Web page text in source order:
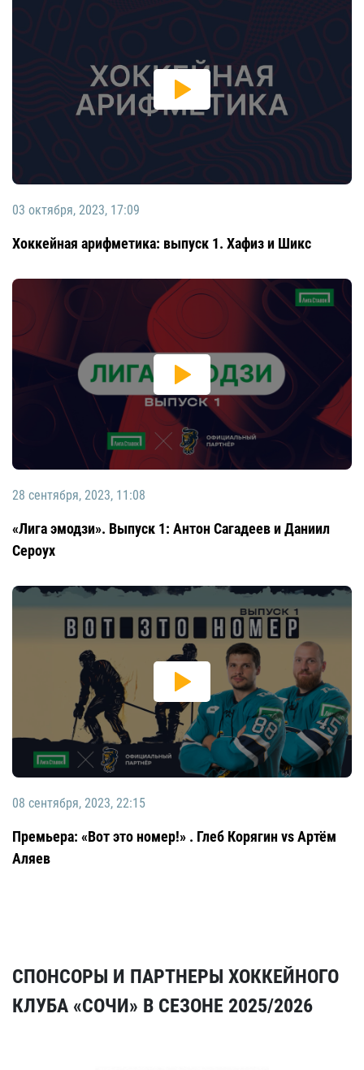
03 октября, 2023, 17:09
Хоккейная арифметика: выпуск 1. Хафиз и Шикс
28 сентября, 2023, 11:08
«Лига эмодзи». Выпуск 1: Антон Сагадеев и Даниил
Сероух
08 сентября, 2023, 22:15
Премьера: «Вот это номер!» . Глеб Корягин vs Артём
Аляев
СПОНСОРЫ И ПАРТНЕРЫ ХОККЕЙНОГО
КЛУБА «СОЧИ» В СЕЗОНЕ 2025/2026